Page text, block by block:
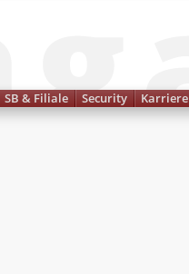
SB & Filiale Security Karriere